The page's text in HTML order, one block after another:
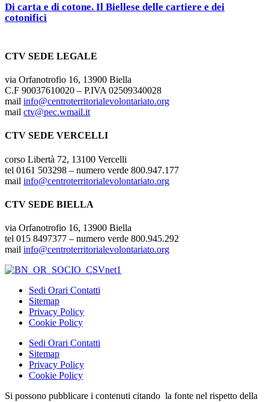
Di carta e di cotone. Il Biellese delle cartiere e dei
cotonifici
CTV SEDE LEGALE
via Orfanotrofio 16, 13900 Biella
C.F 90037610020 – P.IVA 02509340028
mail info@centroterritorialevolontariato.org
mail ctv@pec.wmail.it
CTV SEDE VERCELLI
corso Libertà 72, 13100 Vercelli
tel 0161 503298 – numero verde 800.947.177
mail info@centroterritorialevolontariato.org
CTV SEDE BIELLA
via Orfanotrofio 16, 13900 Biella
tel 015 8497377 – numero verde 800.945.292
mail info@centroterritorialevolontariato.org
Sedi Orari Contatti
Sitemap
Privacy Policy
Cookie Policy
Sedi Orari Contatti
Sitemap
Privacy Policy
Cookie Policy
Si possono pubblicare i contenuti citando la fonte nel rispetto della